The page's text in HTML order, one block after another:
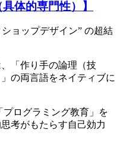
体的専門性）】
ショップデザイン” の超結
「作り手の論理（技
の両言語をネイティブに
ログラミング教育」を
考がもたらす自己効力